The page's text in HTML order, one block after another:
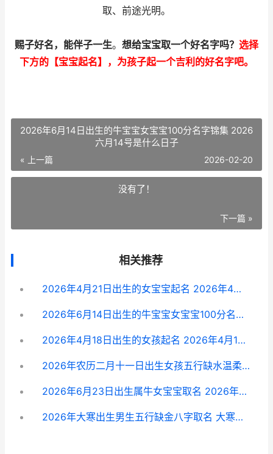
取、前途光明。
赐子好名，能伴子一生。 想给宝宝取一个好名字吗？ 选择
下方的【宝宝起名】，为孩子起一个吉利的好名字吧。
2026年6月14日出生的牛宝宝女宝宝100分名字锦集 2026
六月14号是什么日子
« 上一篇 2026-02-20
没有了！
下一篇 »
相关推荐
2026年4月21日出生的女宝宝起名 2026年4月21日出生是什么命
2026年6月14日出生的牛宝宝女宝宝100分名字锦集 2026六月14号是什么日子
2026年4月18日出生的女孩起名 2026年4月18日出生
2026年农历二月十一日出生女孩五行缺水温柔文雅名字 2026年农历二月哪天适合立碑
2026年6月23日出生属牛女宝宝取名 2026年6月23日出生的人命运
2026年大寒出生男生五行缺金八字取名 大寒这天出生的命好吗?